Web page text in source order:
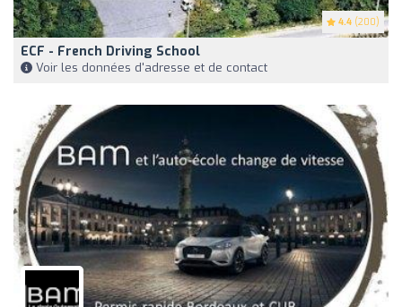
4.4 (200)
ECF - French Driving School
Voir les données d'adresse et de contact